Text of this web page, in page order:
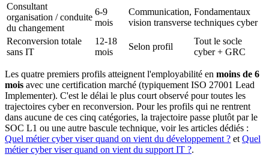
Consultant
organisation / conduite
du changement
6-9
mois
Communication,
vision transverse
Fondamentaux
techniques cyber
Reconversion totale
sans IT
12-18
mois
Selon profil
Tout le socle
cyber + GRC
Les quatre premiers profils atteignent l'employabilité en moins de 6
mois avec une certification marché (typiquement ISO 27001 Lead
Implementer). C'est le délai le plus court observé pour toutes les
trajectoires cyber en reconversion. Pour les profils qui ne rentrent
dans aucune de ces cinq catégories, la trajectoire passe plutôt par le
SOC L1 ou une autre bascule technique, voir les articles dédiés :
Quel métier cyber viser quand on vient du développement ? et Quel
métier cyber viser quand on vient du support IT ?.